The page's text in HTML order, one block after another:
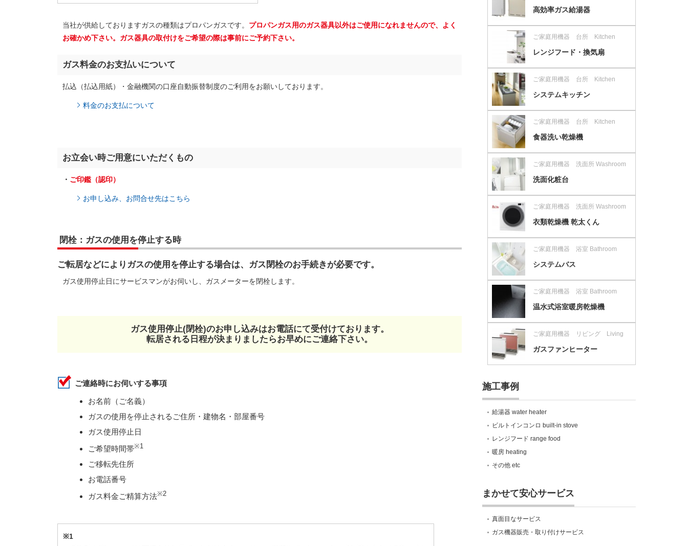
当社が供給しておりますガスの種類はプロパンガスです。 プロパンガス用のガス器具以外はご使用になれませんので、よく
お確かめ下さい。 ガス器具の取付けをご希望の際は事前にご予約下さい。
ガス料金のお支払いについて
払込（払込用紙）・金融機関の口座自動振替制度のご利用をお願いしております。
料金のお支払について
お立会い時ご用意にいただくもの
・ ご印鑑（認印）
お申し込み、お問合せ先はこちら
閉栓：ガスの使用を停止する時
ご転居などによりガスの使用を停止する場合は、ガス閉栓のお手続きが必要です。
ガス使用停止日にサービスマンがお伺いし、ガスメーターを閉栓します。
ガス使用停止(閉栓)のお申し込みはお電話にて受付けております。
転居される日程が決まりましたらお早めにご連絡下さい。
ご連絡時にお伺いする事項
お名前（ご名義）
ガスの使用を停止されるご住所・建物名・部屋番号
ガス使用停止日
ご希望時間帯※1
ご移転先住所
お電話番号
ガス料金ご精算方法※2
※1
高効率ガス給湯器
ご家庭用機器 台所 Kitchen
レンジフード・換気扇
ご家庭用機器 台所 Kitchen
システムキッチン
ご家庭用機器 台所 Kitchen
食器洗い乾燥機
ご家庭用機器 洗面所 Washroom
洗面化粧台
ご家庭用機器 洗面所 Washroom
衣類乾燥機 乾太くん
ご家庭用機器 浴室 Bathroom
システムバス
ご家庭用機器 浴室 Bathroom
温水式浴室暖房乾燥機
ご家庭用機器 リビング Living
ガスファンヒーター
施工事例
給湯器 water heater
ビルトインコンロ built-in stove
レンジフード range food
暖房 heating
その他 etc
まかせて安心サービス
真面目なサービス
ガス機器販売・取り付けサービス